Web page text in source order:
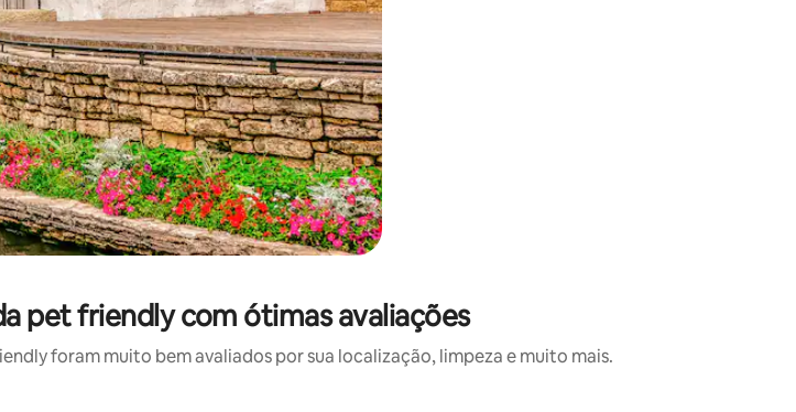
pet friendly com ótimas avaliações
foram muito bem avaliados por sua localização, limpeza e muito mais.